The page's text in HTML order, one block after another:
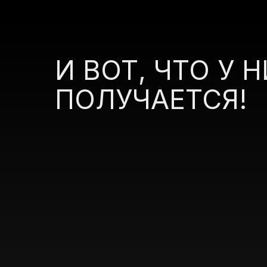
И ВОТ, ЧТО У
ПОЛУЧАЕТСЯ!